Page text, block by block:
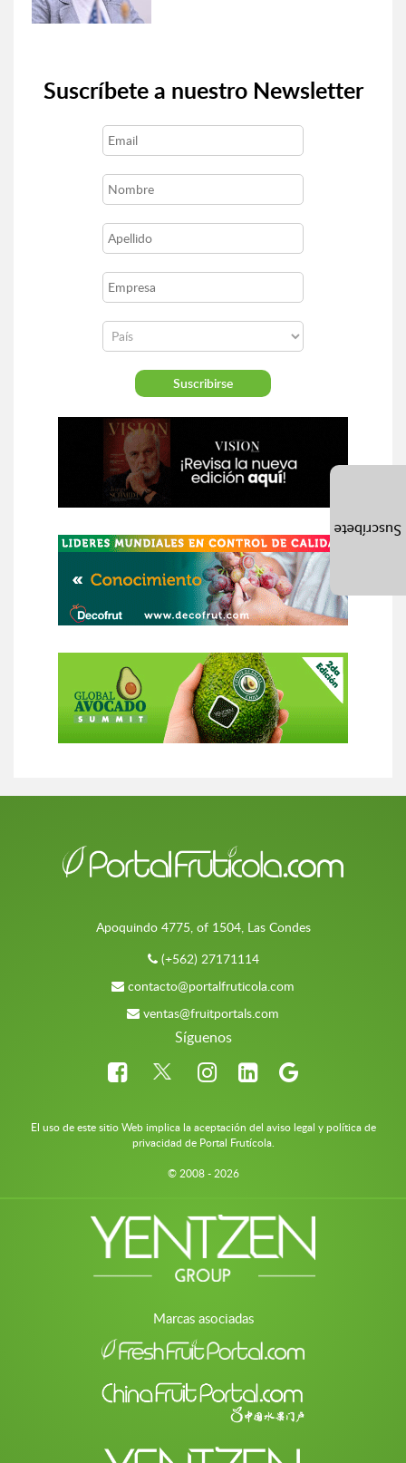
Suscríbete a nuestro Newsletter
Apoquindo 4775, of 1504, Las Condes
(+562) 27171114
contacto@portalfruticola.com
ventas@fruitportals.com
Síguenos
El uso de este sitio Web implica la aceptación del aviso legal y política de
privacidad de Portal Frutícola.
© 2008 - 2026
Marcas asociadas
Suscríbete